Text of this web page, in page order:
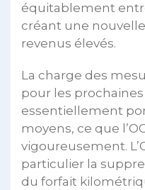
équitablement
créant une
revenus élevés.
La charge des
pour les prochaines
essentiellement
moyens, ce que
vigoureusement.
particulier la
du forfait